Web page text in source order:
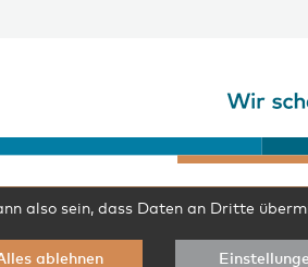
also sein, dass Daten an Dritte
ablehnen